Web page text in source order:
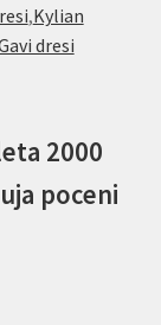
,Kylian
dresi
2000
poceni